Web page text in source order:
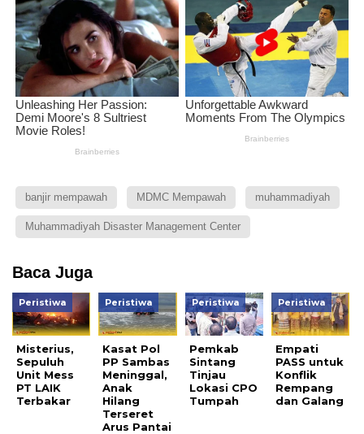
banjir mempawah MDMC Mempawah muhammadiyah
Muhammadiyah Disaster Management Center
Baca Juga
Peristiwa
Misterius,
Sepuluh
Unit Mess
PT LAIK
Terbakar
Peristiwa
Kasat Pol
PP Sambas
Meninggal,
Anak
Hilang
Terseret
Arus Pantai
Peristiwa
Pemkab
Sintang
Tinjau
Lokasi CPO
Tumpah
Peristiwa
Empati
PASS untuk
Konflik
Rempang
dan Galang